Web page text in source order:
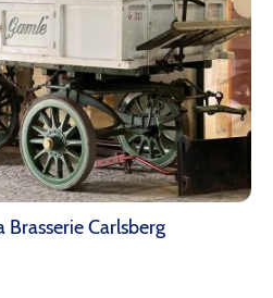
Brasserie Carlsberg